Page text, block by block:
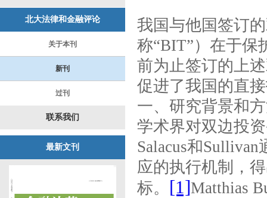
北大法律和金融评论
关于本刊
新刊
过刊
联系我们
最新文刊
我国与他国签订
称“BIT”）在于保
前为止签订的上
促进了我国的直
一、研究背景和
学术界对双边投
Salacus和Sullivan
应的执行机制，
标。
[1]Matthias